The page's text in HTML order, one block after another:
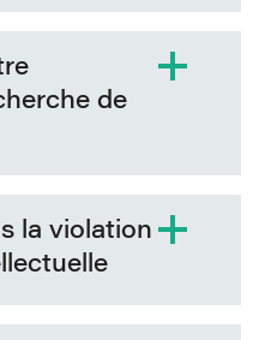
de
la violation